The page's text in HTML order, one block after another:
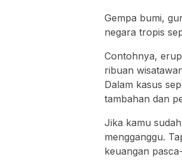
Gempa bumi,
negara tropis
Contohnya,
ribuan
Dalam kasus
tambahan dan
Jika kamu
mengganggu.
keuangan